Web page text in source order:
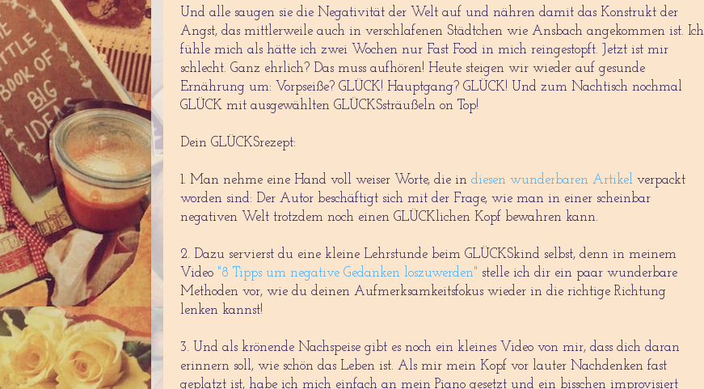
Und alle saugen sie die Negativität der Welt auf und nähren damit das Konstrukt der
Angst, das mittlerweile auch in verschlafenen Städtchen wie Ansbach angekommen ist. Ich
fühle mich als hätte ich zwei Wochen nur Fast Food in mich reingestopft. Jetzt ist mir
schlecht. Ganz ehrlich? Das muss aufhören! Heute steigen wir wieder auf gesunde
Ernährung um: Vorpseiße? GLÜCK! Hauptgang? GLÜCK! Und zum Nachtisch nochmal
GLÜCK mit ausgewählten GLÜCKSsträußeln on Top!
Dein GLÜCKSrezept:
1. Man nehme eine Hand voll weiser Worte, die in diesen wunderbaren Artikel verpackt
worden sind: Der Autor beschäftigt sich mit der Frage, wie man in einer scheinbar
negativen Welt trotzdem noch einen GLÜCKlichen Kopf bewahren kann.
2. Dazu servierst du eine kleine Lehrstunde beim GLÜCKSkind selbst, denn in meinem
Video "8 Tipps um negative Gedanken loszuwerden" stelle ich dir ein paar wunderbare
Methoden vor, wie du deinen Aufmerksamkeitsfokus wieder in die richtige Richtung
lenken kannst!
3. Und als krönende Nachspeise gibt es noch ein kleines Video von mir, dass dich daran
erinnern soll, wie schön das Leben ist. Als mir mein Kopf vor lauter Nachdenken fast
geplatzt ist, habe ich mich einfach an mein Piano gesetzt und ein bisschen improvisiert